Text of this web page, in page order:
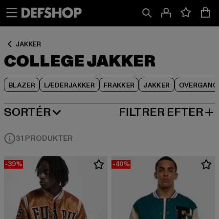
JAKKER
COLLEGE JAKKER
BLAZER LÆDERJAKKER FRAKKER JAKKER
SORTÉR
MEST POPULÆRE FILTRER EFTER
31 PRODUKTER
-39% -40%